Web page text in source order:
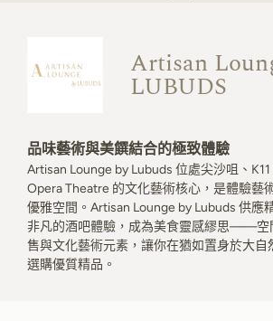
Artisan
LUBUDS
品味藝術與美饌結合的極致體驗
Artisan Lounge by Lubuds 位處尖沙咀、
Opera Theatre 的文化藝術核心，是體驗藝
優雅空間。Artisan Lounge by Lubuds 供應
非凡的酒吧體驗，成為美食靈感繆思——空
售與文化藝術元素，讓你在猶如置身於大自
選購優質精品。